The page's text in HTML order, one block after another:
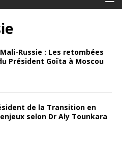
Russie : Les retombées
Président Goïta à Moscou
de la Transition en
selon Dr Aly Tounkara